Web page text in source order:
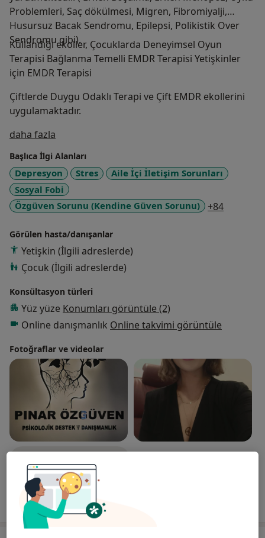
Problemleri, Saç dökülmesi, Migren, Fibromiyalji,
Husursuz Bacak Sendromu, Epilepsi, Polikistik Over
Sendromu gibi).
Kullandığı ekoller, Çocuklarda Deneyimsel Oyun
Terapisi Bağlanma Temelli EMDR Terapisi Yetişkinler
için EMDR Terapisi
Çiftlerde Duygu Odaklı Terapi ve Çift EMDR ekollerini
uygulamaktadır.
daha fazla
Başlıca İlgi Alanları
Depresyon Stres
Aile İçi İletişim Sorunları
Sosyal Fobi
Özgüven Sorunu (Kendine Güven Sorunu)
+84
Görülen hasta/danışanlar
Yetişkin (İlgili adreslerde)
Çocuk (İlgili adreslerde)
Konsültasyon türleri
Yüz yüze Konumları görüntüle (2)
Online danışmanlık Online takvimi görüntüle
Fotoğraflar ve videolar